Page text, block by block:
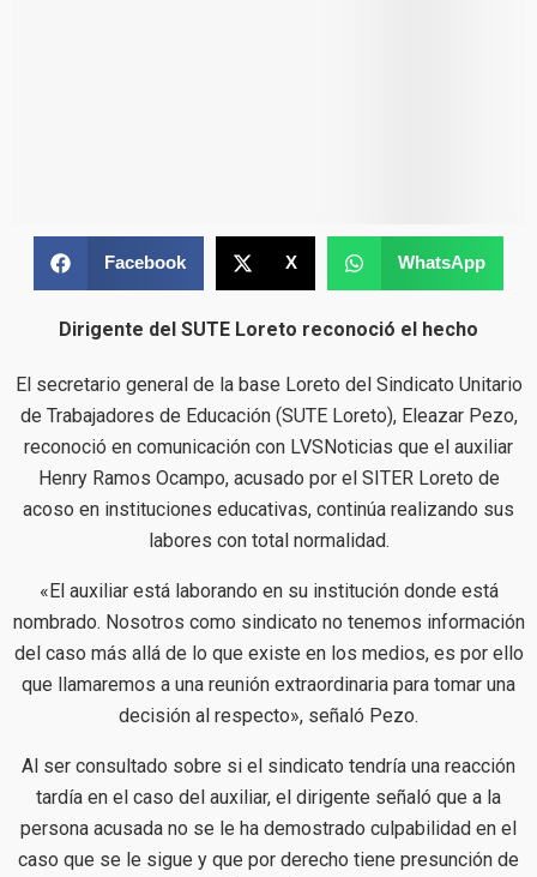
Facebook X WhatsApp
Dirigente del SUTE Loreto reconoció el hecho
El secretario general de la base Loreto del Sindicato Unitario
de Trabajadores de Educación (SUTE Loreto), Eleazar Pezo,
reconoció en comunicación con LVSNoticias que el auxiliar
Henry Ramos Ocampo, acusado por el SITER Loreto de
acoso en instituciones educativas, continúa realizando sus
labores con total normalidad.
«El auxiliar está laborando en su institución donde está
nombrado. Nosotros como sindicato no tenemos información
del caso más allá de lo que existe en los medios, es por ello
que llamaremos a una reunión extraordinaria para tomar una
decisión al respecto», señaló Pezo.
Al ser consultado sobre si el sindicato tendría una reacción
tardía en el caso del auxiliar, el dirigente señaló que a la
persona acusada no se le ha demostrado culpabilidad en el
caso que se le sigue y que por derecho tiene presunción de